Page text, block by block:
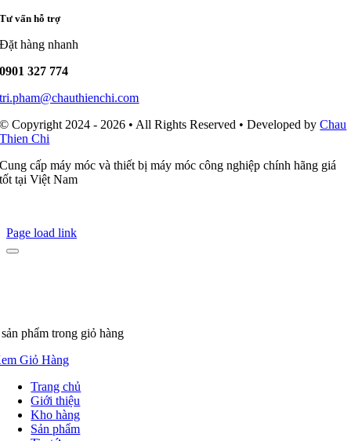
Tư vấn hỗ trợ
Đặt hàng nhanh
0901 327 774
tri.pham@chauthienchi.com
© Copyright 2024 - 2026 • All Rights Reserved • Developed byChau
Thien Chi
Cung cấp máy móc và thiết bị máy móc công nghiệp chính hãng giá
tốt tại Việt Nam
Page load link
phẩm trong giỏ hàng
Giỏ Hàng
Trang chủ
Giới thiệu
Kho hàng
Sản phẩm